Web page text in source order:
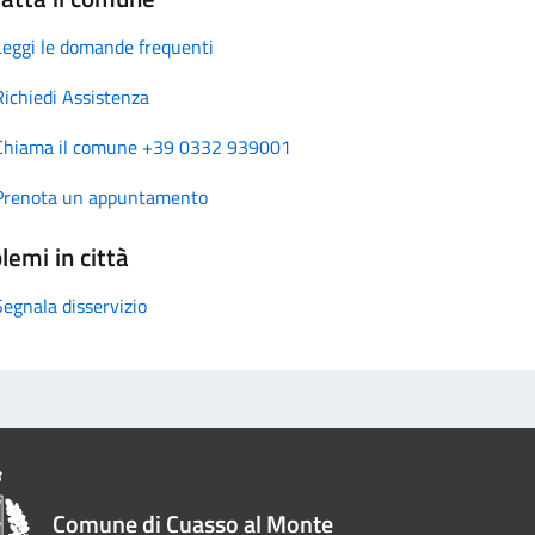
le domande frequenti
Assistenza
il comune +39 0332 939001
un appuntamento
in città
disservizio
Comune di Cuasso al Monte